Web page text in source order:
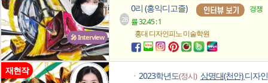
🎤 Interview
28
0리 (홍익디고졸)
경쟁
률 32.45 : 1
홍대 디자인피노미술학원
재현작
ㆍ 2023학년도(정시) 상명대(천안)디자인